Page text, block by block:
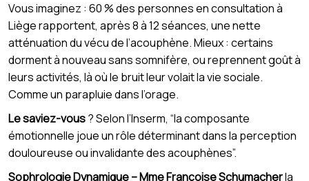
Vous imaginez : 60 % des personnes en consultation à
Liège rapportent, après 8 à 12 séances, une nette
atténuation du vécu de l’acouphène. Mieux : certains
dorment à nouveau sans somnifère, ou reprennent goût à
leurs activités, là où le bruit leur volait la vie sociale.
Comme un parapluie dans l’orage.
Le saviez-vous? Selon l’Inserm, “la composante
émotionnelle joue un rôle déterminant dans la perception
douloureuse ou invalidante des acouphènes”.
Sophrologie Dynamique – Mme Françoise Schumacherla